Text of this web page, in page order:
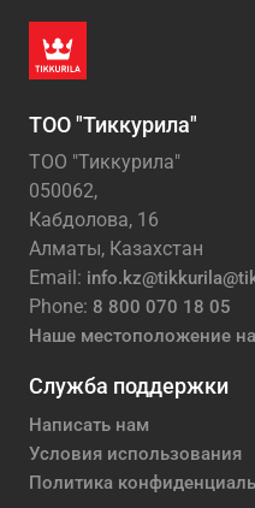
ТОО "Тиккурила"
ТОО "Тиккурила"
050062,
Кабдолова, 16
Алматы, Казахстан
Email:
Phone: 8 800 070 18 05
Наше местоположение на
Служба поддержки
Написать нам
Условия использования
Политика